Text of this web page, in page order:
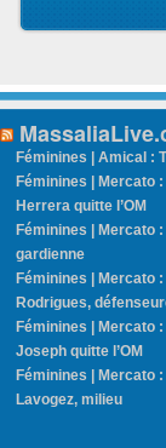
Féminines | Amical :
Féminines | Mercato
Herrera quitte l’OM
Féminines | Mercato
gardienne
Féminines | Mercato
Rodrigues,
Féminines | Mercato
Joseph quitte l’OM
Féminines | Mercato
Lavogez, milieu